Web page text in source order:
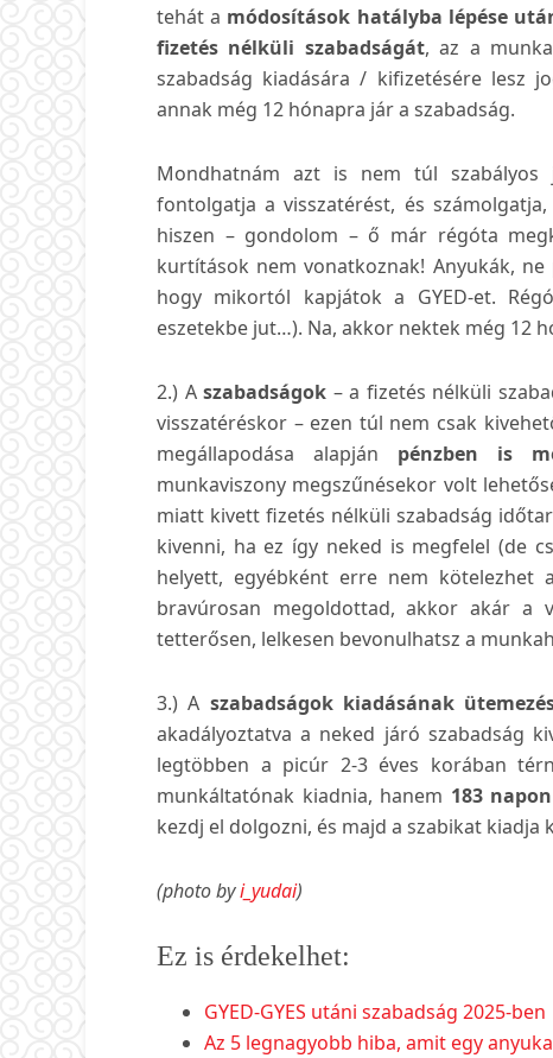
tehát a módosítások hatályba lépése
fizetés nélküli szabadságát, az a
szabadság kiadására / kifizetésére lesz
annak még 12 hónapra jár a szabadság.
Mondhatnám azt is nem túl
fontolgatja a visszatérést, és
hiszen – gondolom – ő már régóta
kurtítások nem vonatkoznak! Anyukák,
hogy mikortól kapjátok a GYED-et.
eszetekbe jut…). Na, akkor nektek még 12
2.) Aszabadságok – a fizetés nélküli
visszatéréskor – ezen túl nem csak
megállapodása alapján pénzben is
munkaviszony megszűnésekor volt
miatt kivett fizetés nélküli szabadság
kivenni, ha ez így neked is megfelel (de
helyett, egyébként erre nem kötelezhet
bravúrosan megoldottad, akkor akár a
tetterősen, lelkesen bevonulhatsz a
3.) A szabadságok kiadásának
akadályoztatva a neked járó szabadság
legtöbben a picúr 2-3 éves korában
munkáltatónak kiadnia, hanem 183
kezdj el dolgozni, és majd a szabikat kiadja
(photo byi_yudai)
Ez is érdekelhet:
GYED-GYES utáni szabadság 2025-ben
Az 5 legnagyobb hiba, amit egy